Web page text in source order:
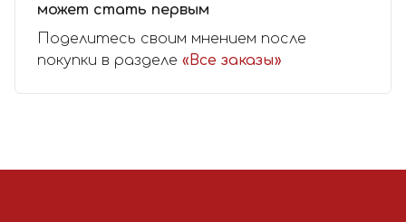
может стать первым
Поделитесь своим мнением после
покупки в разделе «Все заказы»